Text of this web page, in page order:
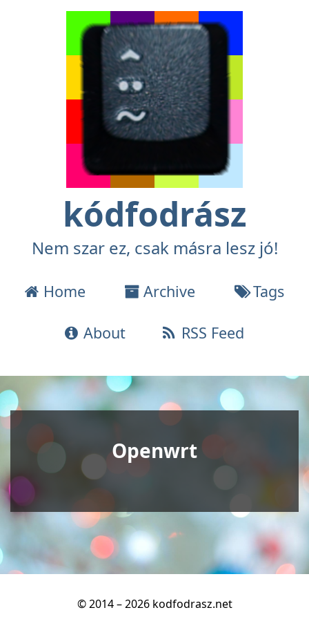
kódfodrász
Nem szar ez, csak másra lesz jó!
Home Archive Tags
About RSS Feed
Openwrt
© 2014 – 2026 kodfodrasz.net